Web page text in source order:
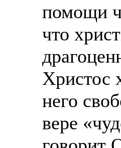
помощи
что
Христос
него
вере